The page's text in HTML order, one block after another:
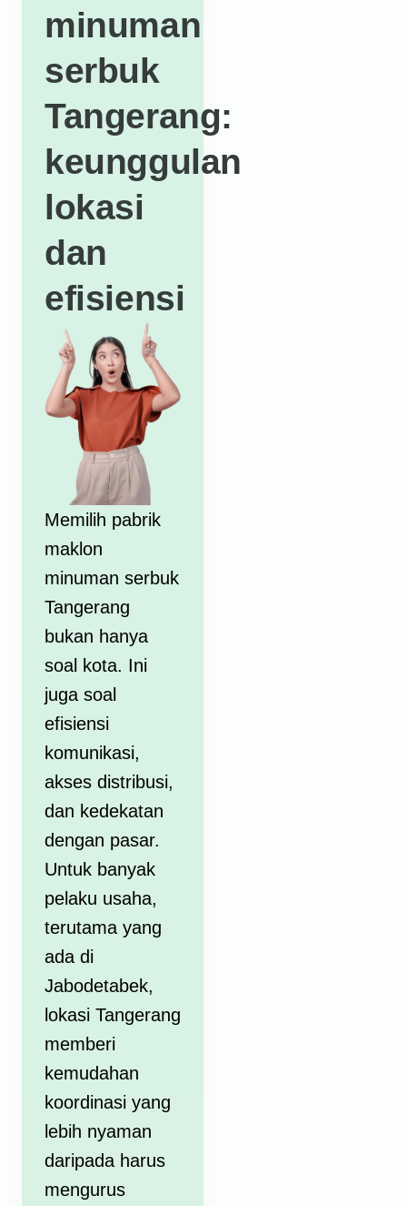
minuman
serbuk
Tangerang:
keunggulan
lokasi
dan
efisiensi
Memilih pabrik
maklon
minuman serbuk
Tangerang
bukan hanya
soal kota. Ini
juga soal
efisiensi
komunikasi,
akses distribusi,
dan kedekatan
dengan pasar.
Untuk banyak
pelaku usaha,
terutama yang
ada di
Jabodetabek,
lokasi Tangerang
memberi
kemudahan
koordinasi yang
lebih nyaman
daripada harus
mengurus